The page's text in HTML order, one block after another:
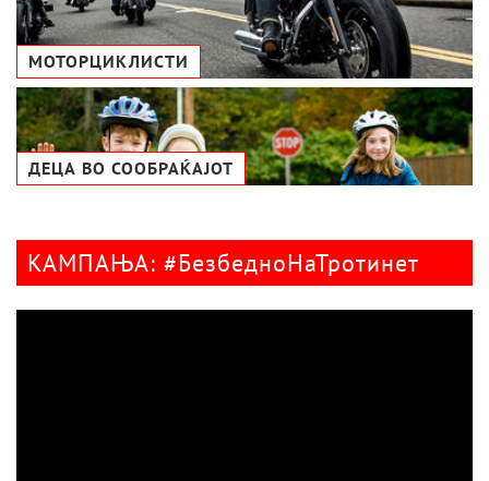
МОТОРЦИКЛИСТИ
ДЕЦА ВО СООБРАЌАЈОТ
КАМПАЊА: #БезбедноНаТротинет